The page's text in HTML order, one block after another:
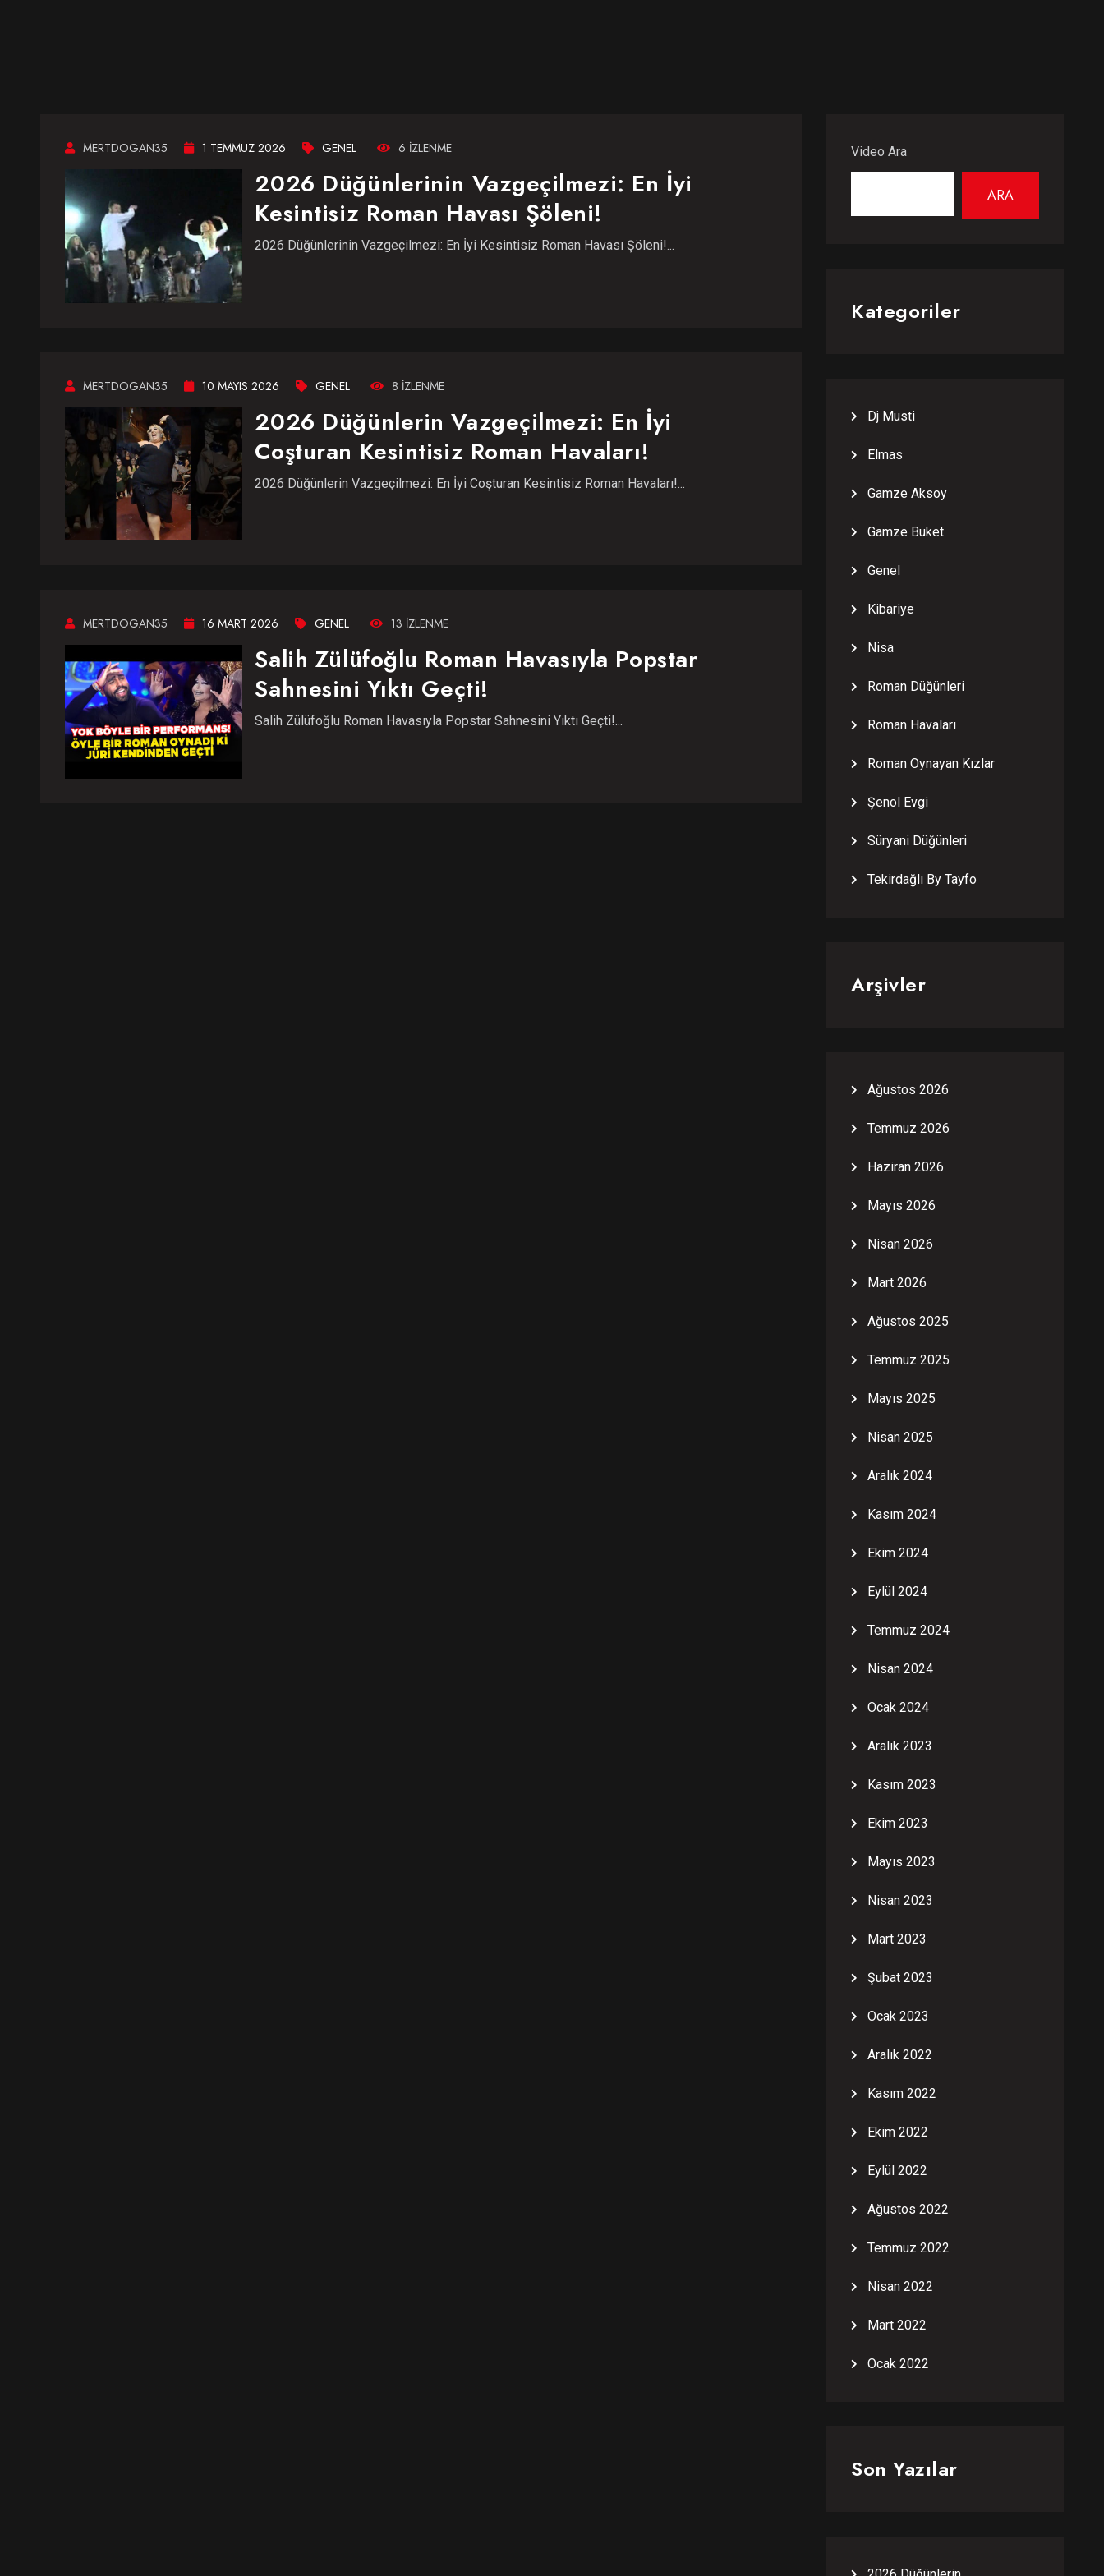
MERTDOGAN35 1 TEMMUZ 2026 GENEL 6 IZLENME
2026 Düğünlerinin Vazgeçilmezi: En İyi
Kesintisiz Roman Havası Şöleni!
2026 Düğünlerinin Vazgeçilmezi: En İyi Kesintisiz Roman Havası Şöleni!...
MERTDOGAN35 10 MAYIS 2026 GENEL 8 IZLENME
2026 Düğünlerin Vazgeçilmezi: En İyi
Coşturan Kesintisiz Roman Havaları!
2026 Düğünlerin Vazgeçilmezi: En İyi Coşturan Kesintisiz Roman Havaları!...
MERTDOGAN35 16 MART 2026 GENEL 13 IZLENME
Salih Zülüfoğlu Roman Havasıyla Popstar
Sahnesini Yıktı Geçti!
Salih Zülüfoğlu Roman Havasıyla Popstar Sahnesini Yıktı Geçti!...
Video Ara
ARA
Kategoriler
Dj Musti
Elmas
Gamze Aksoy
Gamze Buket
Genel
Kibariye
Nisa
Roman Düğünleri
Roman Havaları
Roman Oynayan Kızlar
Şenol Evgi
Süryani Düğünleri
Tekirdağlı By Tayfo
Arşivler
Ağustos 2026
Temmuz 2026
Haziran 2026
Mayıs 2026
Nisan 2026
Mart 2026
Ağustos 2025
Temmuz 2025
Mayıs 2025
Nisan 2025
Aralık 2024
Kasım 2024
Ekim 2024
Eylül 2024
Temmuz 2024
Nisan 2024
Ocak 2024
Aralık 2023
Kasım 2023
Ekim 2023
Mayıs 2023
Nisan 2023
Mart 2023
Şubat 2023
Ocak 2023
Aralık 2022
Kasım 2022
Ekim 2022
Eylül 2022
Ağustos 2022
Temmuz 2022
Nisan 2022
Mart 2022
Ocak 2022
Son Yazılar